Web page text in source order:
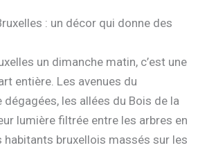
: un décor qui donne des
un dimanche matin, c’est une
entière. Les avenues du
dégagées, les allées du Bois de la
lumière filtrée entre les arbres en
habitants bruxellois massés sur les